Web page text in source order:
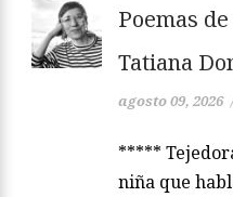
Poemas
Tatiana
agosto 09, 2026
*****
niña que